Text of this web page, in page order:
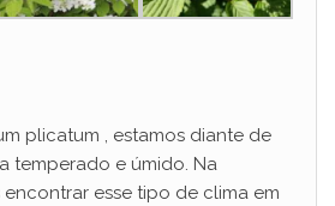
plicatum , estamos diante de
temperado e úmido. Na
esse tipo de clima em